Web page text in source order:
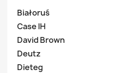
Białoruś
Case IH
David Brown
Deutz
Dieteg